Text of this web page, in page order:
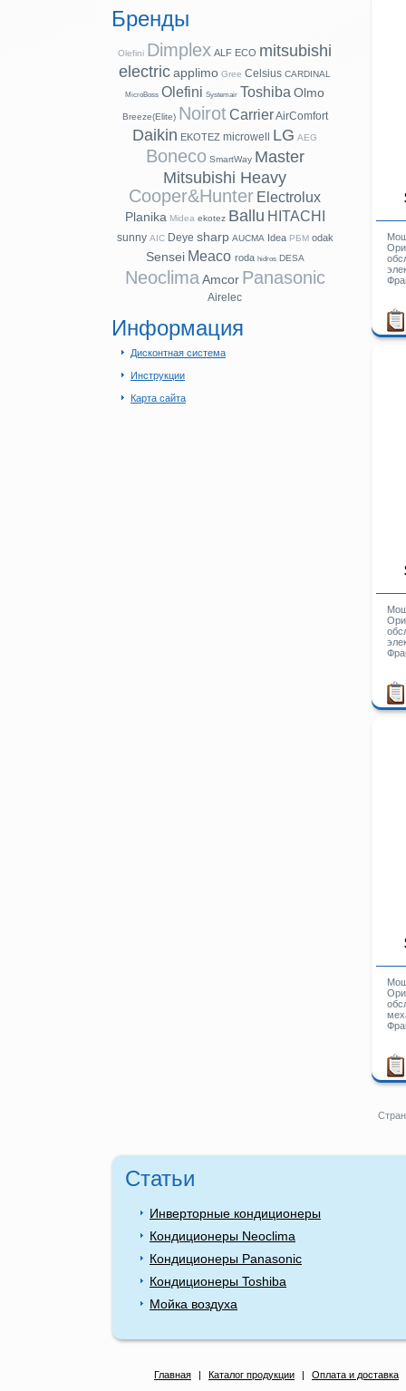
Бренды
Olefini Dimplex ALF ECO mitsubishi
electricapplimo Gree Celsius CARDINAL
MicroBoss Olefini Systemair Toshiba Olmo
Breeze(Elite) Noirot CarrierAirComfort
Daikin EKOTEZ microwell LG AEG
Boneco SmartWay Master
Mitsubishi Heavy
Cooper&Hunter Electrolux
Planika Midea ekotez Ballu HITACHI
sunny AIC Deye sharp AUCMA Idea РБМ odak
Sensei Meaco roda hidros DESA
Neoclima Amcor Panasonic
Airelec
Информация
Дисконтная система
Инструкции
Карта сайта
Статьи
Инверторные кондиционеры
Кондиционеры Neoclima
Кондиционеры Panasonic
Кондиционеры Toshiba
Мойка воздуха
Главная | Каталог продукции | Оплата и доставка